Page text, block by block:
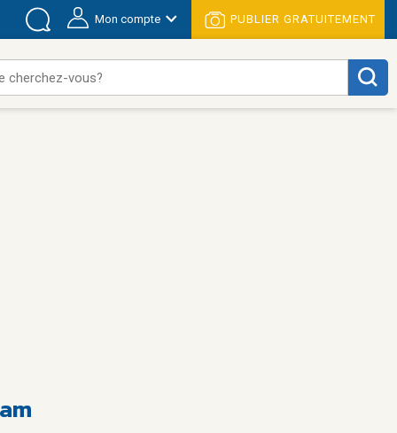
Mon compte PUBLIER GRATUITEMENT
cherchez-vous?